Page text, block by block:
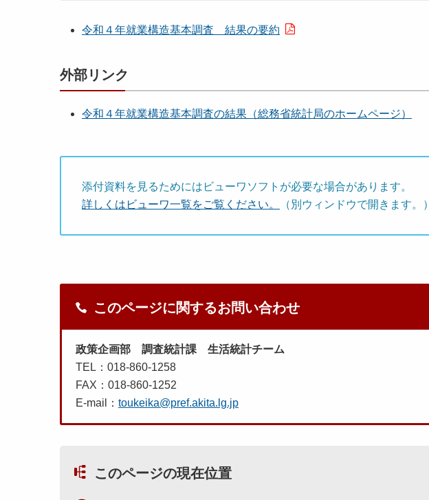
令和４年就業構造基本調査 結果の要約
外部リンク
令和４年就業構造基本調査の結果（総務省統計局のホームページ）
添付資料を見るためにはビューワソフトが必要な場合があります。
詳しくはビューワ一覧をご覧ください。
（別ウィンドウで開きます。）
このページに関するお問い合わせ
政策企画部 調査統計課 生活統計チーム
TEL：018-860-1258
FAX：018-860-1252
E-mail： toukeika@pref.akita.lg.jp
このページの現在位置